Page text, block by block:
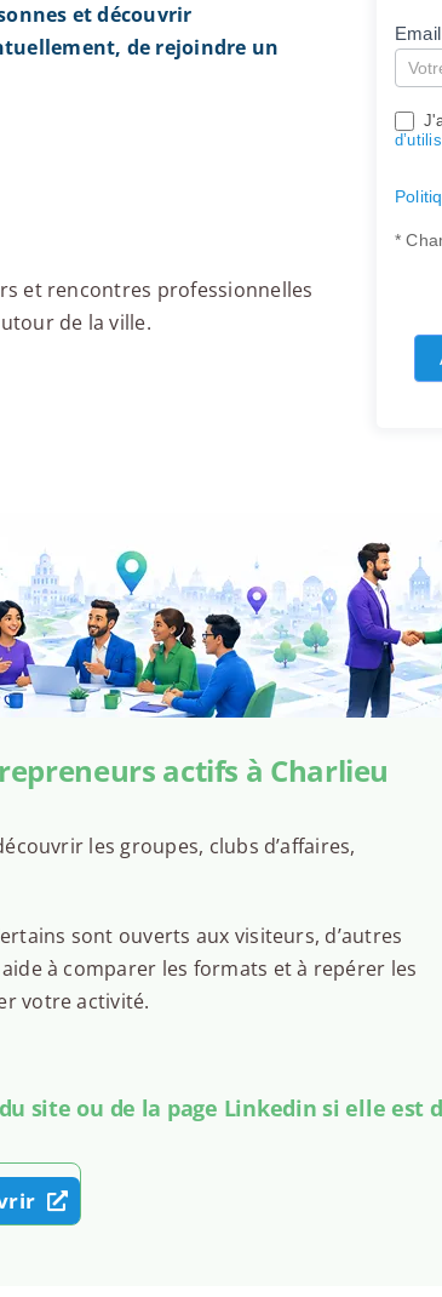
et découvrir
de rejoindre un
et rencontres professionnelles
de la ville.
*
actifs à Charlieu
les groupes, clubs d’affaires,
sont ouverts aux visiteurs, d’autres
à comparer les formats et à repérer les
votre activité.
site ou de la page Linkedin si elle est